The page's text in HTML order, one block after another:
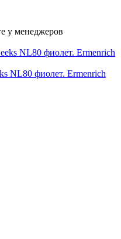
у менеджеров
NL80 фиолет. Ermenrich